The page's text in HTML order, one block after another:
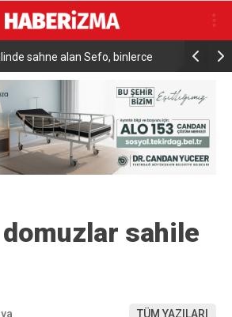
sahne alan Sefo, binlerce
bir gece yaşattı
Sanatçı
sahile
TÜM YAZILARI